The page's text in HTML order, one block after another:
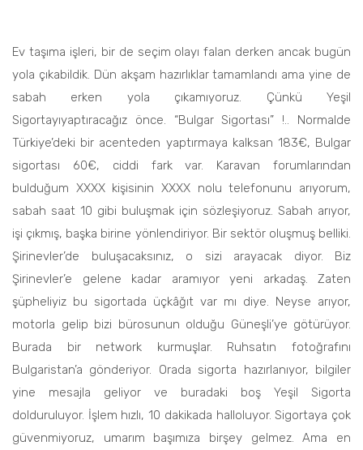
Ev taşıma işleri, bir de seçim olayı falan derken ancak bugün
yola çıkabildik. Dün akşam hazırlıklar tamamlandı ama yine de
sabah erken yola çıkamıyoruz. Çünkü Yeşil
Sigortayıyaptıracağız önce. “Bulgar Sigortası” !.. Normalde
Türkiye’deki bir acenteden yaptırmaya kalksan 183€, Bulgar
sigortası 60€, ciddi fark var. Karavan forumlarından
bulduğum XXXX kişisinin XXXX nolu telefonunu arıyorum,
sabah saat 10 gibi buluşmak için sözleşiyoruz. Sabah arıyor,
işi çıkmış, başka birine yönlendiriyor. Bir sektör oluşmuş belliki.
Şirinevler’de buluşacaksınız, o sizi arayacak diyor. Biz
Şirinevler’e gelene kadar aramıyor yeni arkadaş. Zaten
şüpheliyiz bu sigortada üçkâğıt var mı diye. Neyse arıyor,
motorla gelip bizi bürosunun olduğu Güneşli’ye götürüyor.
Burada bir network kurmuşlar. Ruhsatın fotoğrafını
Bulgaristan’a gönderiyor. Orada sigorta hazırlanıyor, bilgiler
yine mesajla geliyor ve buradaki boş Yeşil Sigorta
dolduruluyor. İşlem hızlı, 10 dakikada halloluyor. Sigortaya çok
güvenmiyoruz, umarım başımıza birşey gelmez. Ama en